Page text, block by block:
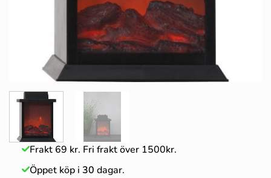
Frakt 69 kr. Fri frakt över 1500kr.
Öppet köp i 30 dagar.